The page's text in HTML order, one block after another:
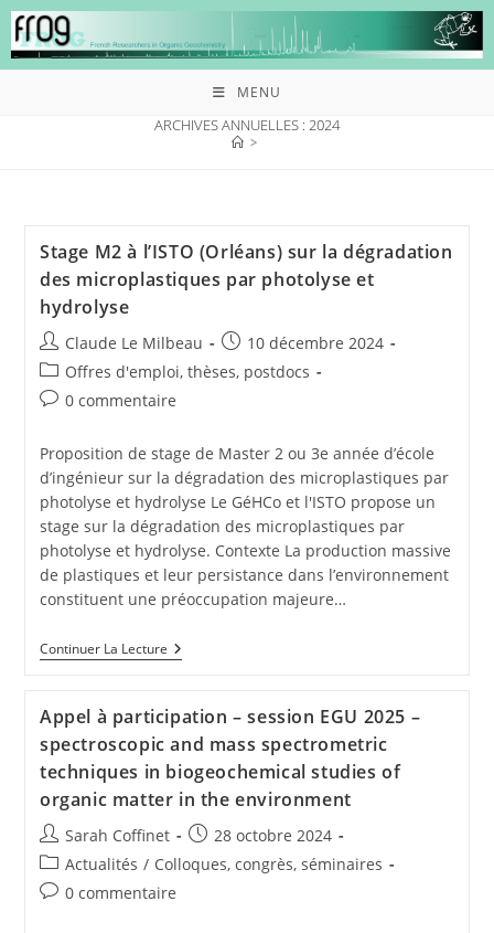
MENU
ARCHIVES ANNUELLES : 2024
>
Stage M2 à l’ISTO (Orléans) sur la dégradation
des microplastiques par photolyse et
hydrolyse
Claude Le Milbeau
10 décembre 2024
Offres d'emploi, thèses, postdocs
0 commentaire
Proposition de stage de Master 2 ou 3e année d’école
d’ingénieur sur la dégradation des microplastiques par
photolyse et hydrolyse Le GéHCo et l'ISTO propose un
stage sur la dégradation des microplastiques par
photolyse et hydrolyse. Contexte La production massive
de plastiques et leur persistance dans l’environnement
constituent une préoccupation majeure…
Continuer La Lecture
Appel à participation – session EGU 2025 –
spectroscopic and mass spectrometric
techniques in biogeochemical studies of
organic matter in the environment
Sarah Coffinet
28 octobre 2024
Actualités / Colloques, congrès, séminaires
0 commentaire